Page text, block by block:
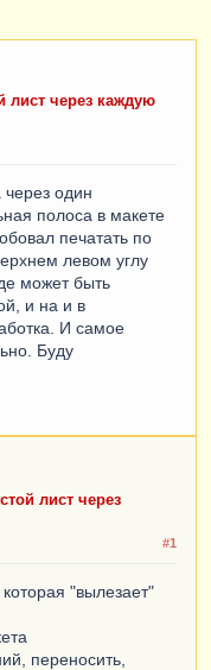
лист через каждую
один
полоса в макете
печатать по
левом углу
может быть
и на и в
И самое
Буду
лист через
#1
"вылезает"
переносить,